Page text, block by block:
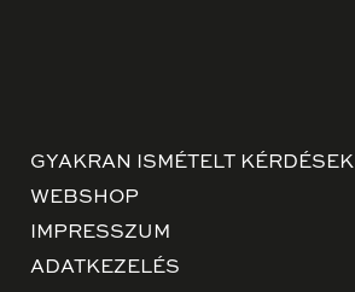
GYAKRAN ISMÉTELT KÉRDÉSEK
WEBSHOP
IMPRESSZUM
ADATKEZELÉS